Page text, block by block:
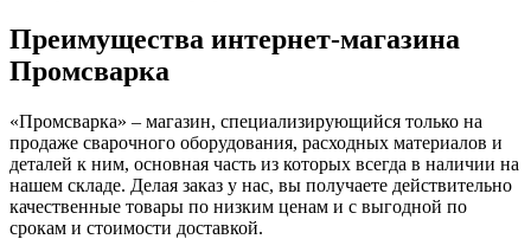
Преимущества интернет-магазина
Промсварка
«Промсварка» – магазин, специализирующийся только на
продаже сварочного оборудования, расходных материалов и
деталей к ним, основная часть из которых всегда в наличии на
нашем складе. Делая заказ у нас, вы получаете действительно
качественные товары по низким ценам и с выгодной по
срокам и стоимости доставкой.